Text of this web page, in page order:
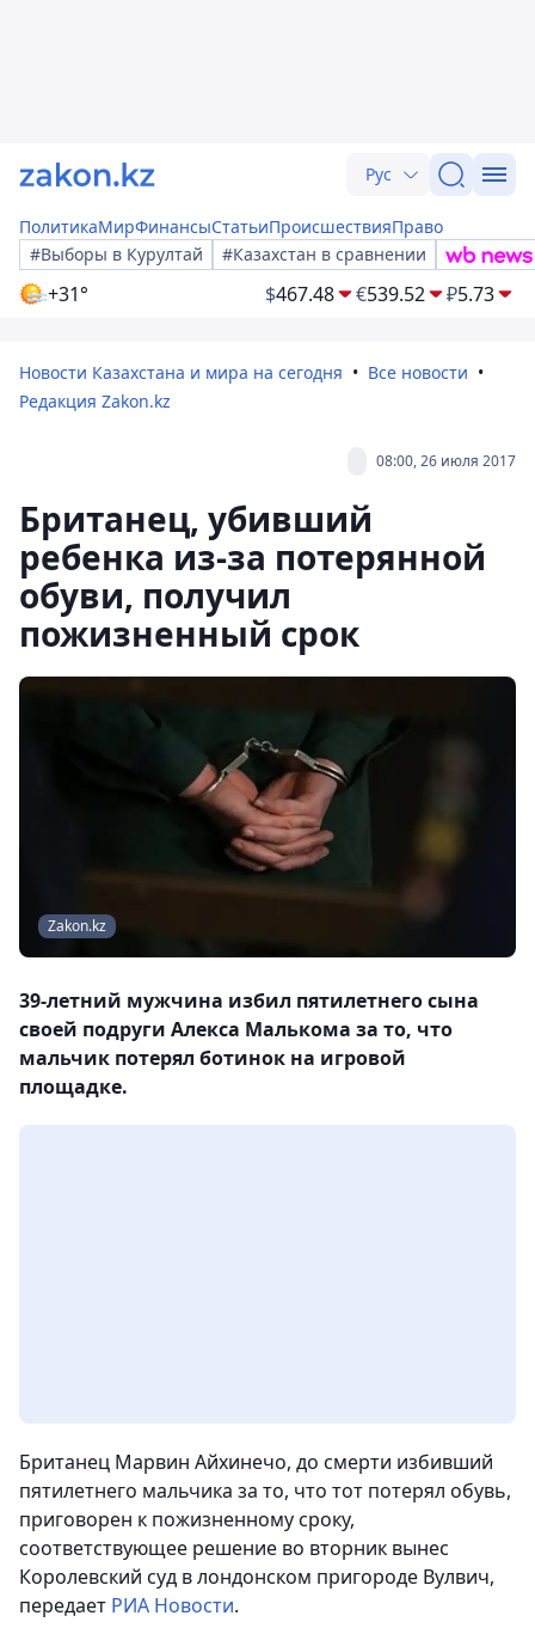
Рус
ПолитикаМирФинансыСтатьиПроисшествияПраво
#Выборы в Курултай
#Казахстан в сравнении
+31° $467.48 €539.52 ₽5.73
Новости Казахстана и мира на сегодня
Все новости
Редакция Zakon.kz
08:00, 26 июля 2017
Британец, убивший
ребенка из-за потерянной
обуви, получил
пожизненный срок
Zakon.kz
39-летний мужчина избил пятилетнего сына
своей подруги Алекса Малькома за то, что
мальчик потерял ботинок на игровой
площадке.
Британец Марвин Айхинечо, до смерти избивший
пятилетнего мальчика за то, что тот потерял обувь,
приговорен к пожизненному сроку,
соответствующее решение во вторник вынес
Королевский суд в лондонском пригороде Вулвич,
передает РИА Новости.